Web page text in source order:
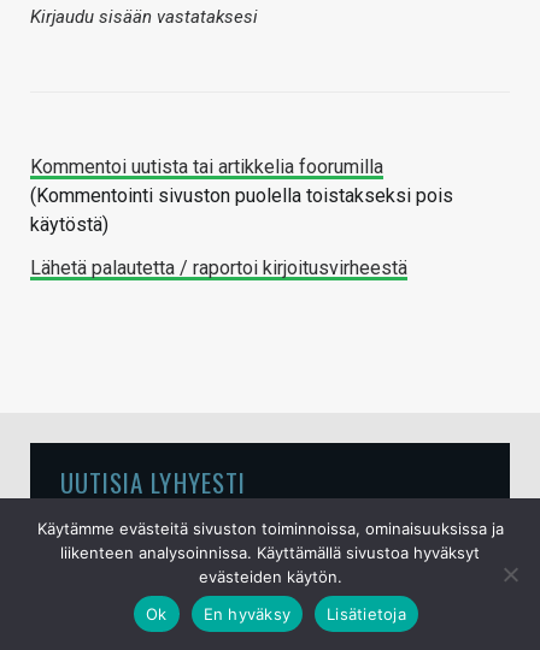
Kirjaudu sisään vastataksesi
Kommentoi uutista tai artikkelia foorumilla
(Kommentointi sivuston puolella toistakseksi pois
käytöstä)
Lähetä palautetta / raportoi kirjoitusvirheestä
UUTISIA LYHYESTI
Samsungin huhutaan tiputtavan Galaxy S27
Ultrasta neljännen takakameran pois
Käytämme evästeitä sivuston toiminnoissa, ominaisuuksissa ja
liikenteen analysoinnissa. Käyttämällä sivustoa hyväksyt
evästeiden käytön.
Ok
En hyväksy Lisätietoja